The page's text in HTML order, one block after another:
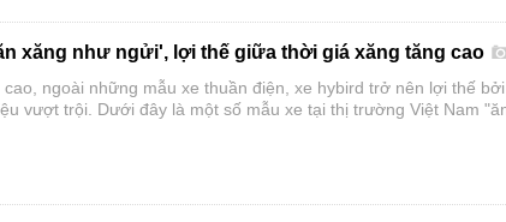
xăng như ngửi', lợi thế giữa thời giá xăng tăng cao
cao, ngoài những mẫu xe thuần điện, xe hybird trở nên lợi thế
vượt trội. Dưới đây là một số mẫu xe tại thị trường Việt Nam